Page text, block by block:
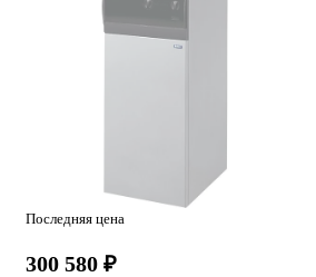
Последняя цена
300 580 ₽